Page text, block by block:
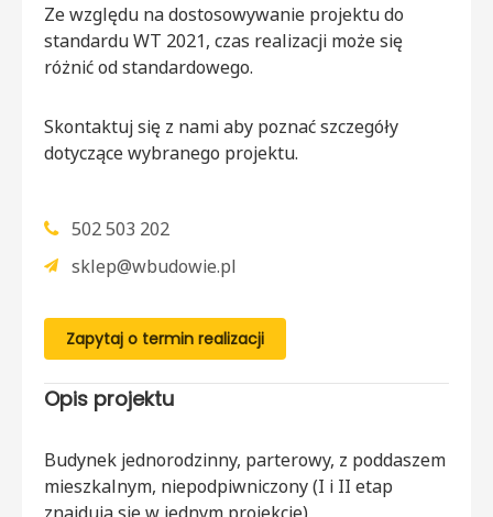
Ze względu na dostosowywanie projektu do
standardu WT 2021, czas realizacji może się
różnić od standardowego.
Skontaktuj się z nami aby poznać szczegóły
dotyczące wybranego projektu.
502 503 202
sklep@wbudowie.pl
Zapytaj o termin realizacji
Opis projektu
Budynek jednorodzinny, parterowy, z poddaszem
mieszkalnym, niepodpiwniczony (I i II etap